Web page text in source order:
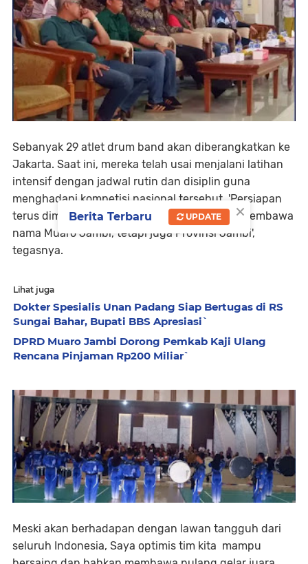
Sebanyak 29 atlet drum band akan diberangkatkan ke
Jakarta. Saat ini, mereka telah usai menjalani latihan
intensif dengan jadwal rutin dan disiplin guna
menghadapi kompetisi nasional tersebut. 'Persiapan
terus dimatangkan. Karena ini bukan hanya membawa
nama Muaro Jambi, tetapi juga Provinsi Jambi',
tegasnya.
Lihat juga
Dokter Spesialis Unan Padang Siap Bertugas di RS
Sungai Bahar, Bupati BBS Apresiasi`
DPRD Muaro Jambi Dorong Pemkab Kaji Ulang
Rencana Pinjaman Rp200 Miliar`
Meski akan berhadapan dengan lawan tangguh dari
seluruh Indonesia, Saya optimis tim kita mampu
×
Berita Terbaru UPDATE